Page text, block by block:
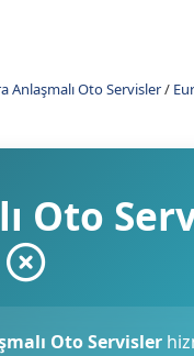
Anlaşmalı Oto Servisler/
Oto
Oto Servisler